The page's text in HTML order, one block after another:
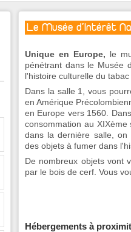
Le Musée d'Intérêt
Unique en Europe, le
pénétrant dans le Musée
l'histoire culturelle du
Dans la salle 1, vous
en Amérique
en Europe vers 1560.
consommation au
dans la dernière salle, on
des objets à fumer dans
De nombreux objets vont
par le bois de cerf. Vous
Hébergements à